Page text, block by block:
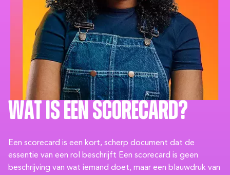
Wat is een scorecard?
Een scorecard is een kort, scherp document dat de
essentie van een rol beschrijft Een scorecard is geen
beschrijving van wat iemand doet, maar een blauwdruk van